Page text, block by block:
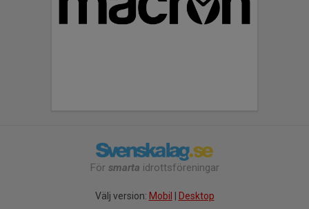
För smarta idrottsföreningar
Välj version: Mobil Desktop